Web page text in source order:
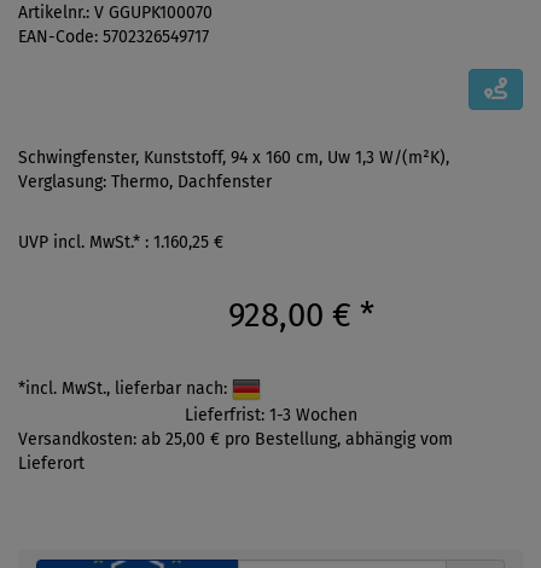
Artikelnr.: V GGUPK100070
EAN-Code: 5702326549717
Schwingfenster, Kunststoff, 94 x 160 cm, Uw 1,3 W/(m²K),
Verglasung: Thermo, Dachfenster
UVP incl. MwSt.* : 1.160,25 €
928,00 € *
*incl. MwSt., lieferbar nach:
Lieferfrist: 1-3 Wochen
Versandkosten: ab 25,00 € pro Bestellung, abhängig vom
Lieferort